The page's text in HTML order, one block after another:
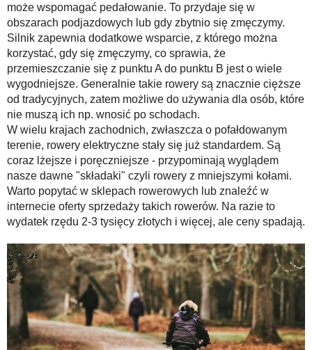
może wspomagać pedałowanie. To przydaje się w
obszarach podjazdowych lub gdy zbytnio się zmęczymy.
Silnik zapewnia dodatkowe wsparcie, z którego można
korzystać, gdy się zmęczymy, co sprawia, że
przemieszczanie się z punktu A do punktu B jest o wiele
wygodniejsze. Generalnie takie rowery są znacznie cięższe
od tradycyjnych, zatem możliwe do używania dla osób, które
nie muszą ich np. wnosić po schodach.
W wielu krajach zachodnich, zwłaszcza o pofałdowanym
terenie, rowery elektryczne stały się już standardem. Są
coraz lżejsze i poręczniejsze - przypominają wyglądem
nasze dawne "składaki" czyli rowery z mniejszymi kołami.
Warto popytać w sklepach rowerowych lub znaleźć w
internecie oferty sprzedaży takich rowerów. Na razie to
wydatek rzędu 2-3 tysięcy złotych i więcej, ale ceny spadają.